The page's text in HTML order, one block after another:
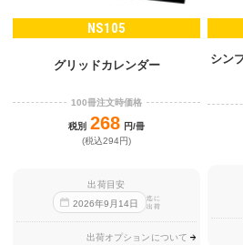
NS105
グリッドカレンダー
100冊注文時価格
税別 268 円/冊
(税込294円)
出荷目安
2026年9 月 14日
迄に
出荷
出荷オプションについて
シン